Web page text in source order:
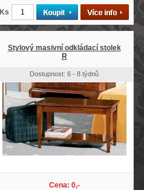
Ks
Stylový masivní odkládací stolek
R
Dostupnost: 6 - 8 týdnů
Cena: 0,-